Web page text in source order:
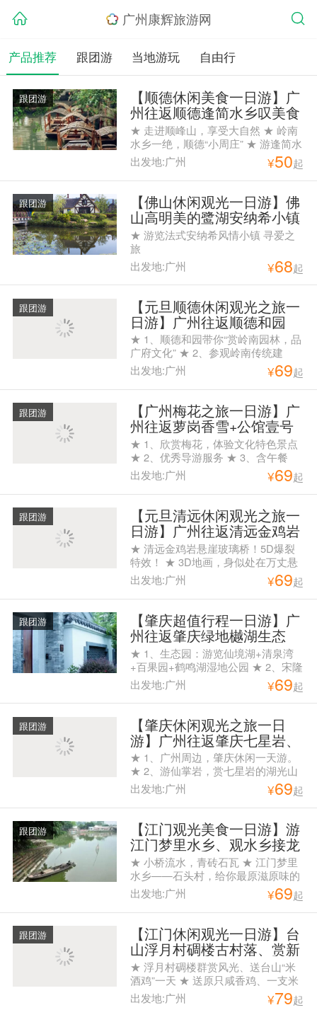
广州康辉旅游网
产品推荐 跟团游 当地游玩 自由行
跟团游 【顺德休闲美食一日游】广
州往返顺德逢简水乡叹美食
一日纯玩游
★ 走进顺峰山，享受大自然 ★ 岭南
水乡一绝，顺德“小周庄” ★ 游逢简水
乡，寻你记忆中的小桥流水人家！ ★
寻味粤菜四大天王之一的特色地道顺
德美食 ★ 品质纯玩团，绝不走购物
点
出发地:广州 ¥50起
跟团游 【佛山休闲观光一日游】佛
山高明美的鹭湖安纳希小镇
纯玩1天游
★ 游览法式安纳希风情小镇 寻爱之
旅
出发地:广州
¥68起
跟团游 【元旦顺德休闲观光之旅一
日游】广州往返顺德和园
+天宝豪庭一天游
★ 1、顺德和园带你“赏岭南园林，品
广府文化” ★ 2、参观岭南传统建
筑，品尝顺德美食 ★ 3、优秀导游服
务
出发地:广州 ¥69起
跟团游 【广州梅花之旅一日游】广
州往返萝岗香雪+公馆壹号
一天游
★ 1、欣赏梅花，体验文化特色景点
★ 2、优秀导游服务 ★ 3、含午餐
出发地:广州
¥69起
跟团游 【元旦清远休闲观光之旅一
日游】广州往返清远金鸡岩
玻璃桥+马术表演+龙袍美食
广场+时光隧道一天游
★ 清远金鸡岩悬崖玻璃桥！5D爆裂
特效！ ★ 3D地画，身似处在万丈悬
崖，拍照首选。 ★ 俄罗斯马术表
演，策马奔腾，观赏俄罗斯骑手高难
度马术动作。 ★ 08：00白云公园A出
口集合，08:45花都人民公园A出口集
合。
出发地:广州 ¥69起
跟团游 【肇庆超值行程一日游】广
州往返肇庆绿地樾湖生态
城、宋隆小镇花世界旅游度
假岛含一正餐纯玩一天游
★ 1、生态园：游览仙境湖+清泉湾
+百果园+鹤鸣湖湿地公园 ★ 2、宋隆
小镇：最原始的生态环境、花的世界
和天堂、在这里越任性越好玩！ ★
3、花世界四季花林+动物乐园+奇趣
马戏表演+水杉林欢乐谷+滨水机动乐
园等游戏项目园内任玩！ ★ 4、午餐
专享肇庆特色美食
出发地:广州 ¥69起
跟团游 【肇庆休闲观光之旅一日
游】广州往返肇庆七星岩、
仙掌岩、鼎湖府、星湖绿道
一天游
★ 1、广州周边，肇庆休闲一天游。
★ 2、游仙掌岩，赏七星岩的湖光山
色。 ★ 3、游览中国至美绿道“星湖
绿道” ★ 4、含午餐
出发地:广州 ¥69起
跟团游 【江门观光美食一日游】游
江门梦里水乡、观水乡接龙
桥、访院士陈垣故居一日游
★ 小桥流水，青砖石瓦 ★ 江门梦里
水乡——石头村，给你最原滋原味的
古村情怀 ★ 赠送生猛大闸蟹10只，
约1两/只，农家鸡蛋10只，营养面一
箱
出发地:广州 ¥69起
跟团游 【江门休闲观光一日游】台
山浮月村碉楼古村落、赏新
宁火车头+田园风光一日游
★ 浮月村碉楼群赏风光、送台山“米
酒鸡”一天 ★ 送原只咸香鸡、一支米
酒、台山 小农站5斤
出发地:广州 ¥79起